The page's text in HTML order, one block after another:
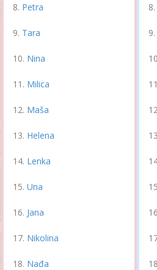
Petra
Tara
Nina
Milica
Maša
Helena
Lenka
Una
Jana
Nikolina
Nađa